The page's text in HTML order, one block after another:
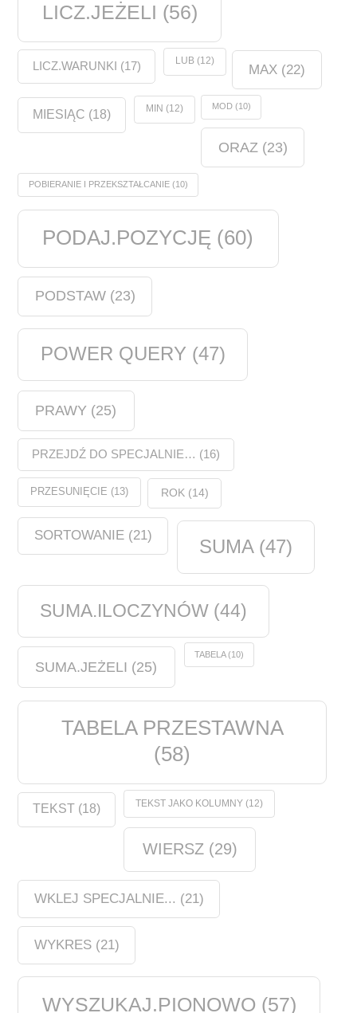
LICZ.JEŻELI (56)
LICZ.WARUNKI (17) LUB(12)
MAX(22)
MIESIĄC (18) MIN (12) MOD(10)
ORAZ (23)
POBIERANIE I PRZEKSZTAŁCANIE(10)
PODAJ.POZYCJĘ (60)
PODSTAW(23)
POWER QUERY (47)
PRAWY (25)
PRZEJDŹ DO SPECJALNIE… (16)
PRZESUNIĘCIE (13) ROK(14)
SORTOWANIE(21) SUMA(47)
SUMA.ILOCZYNÓW (44)
SUMA.JEŻELI (25)
TABELA(10)
TABELA PRZESTAWNA
(58)
TEKST (18) TEKST JAKO KOLUMNY(12)
WIERSZ(29)
WKLEJ SPECJALNIE... (21)
WYKRES(21)
WYSZUKAJ.PIONOWO (57)